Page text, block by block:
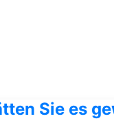
Sie es